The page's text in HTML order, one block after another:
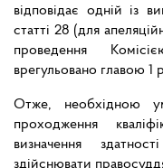
відповідає одній із
статті 28 (для
проведення
врегульовано главою 1
Отже, необхідною
проходження
визначення
здійснювати